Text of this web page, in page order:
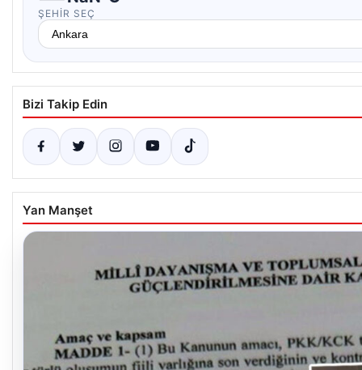
ŞEHIR SEÇ
Bizi Takip Edin
Yan Manşet